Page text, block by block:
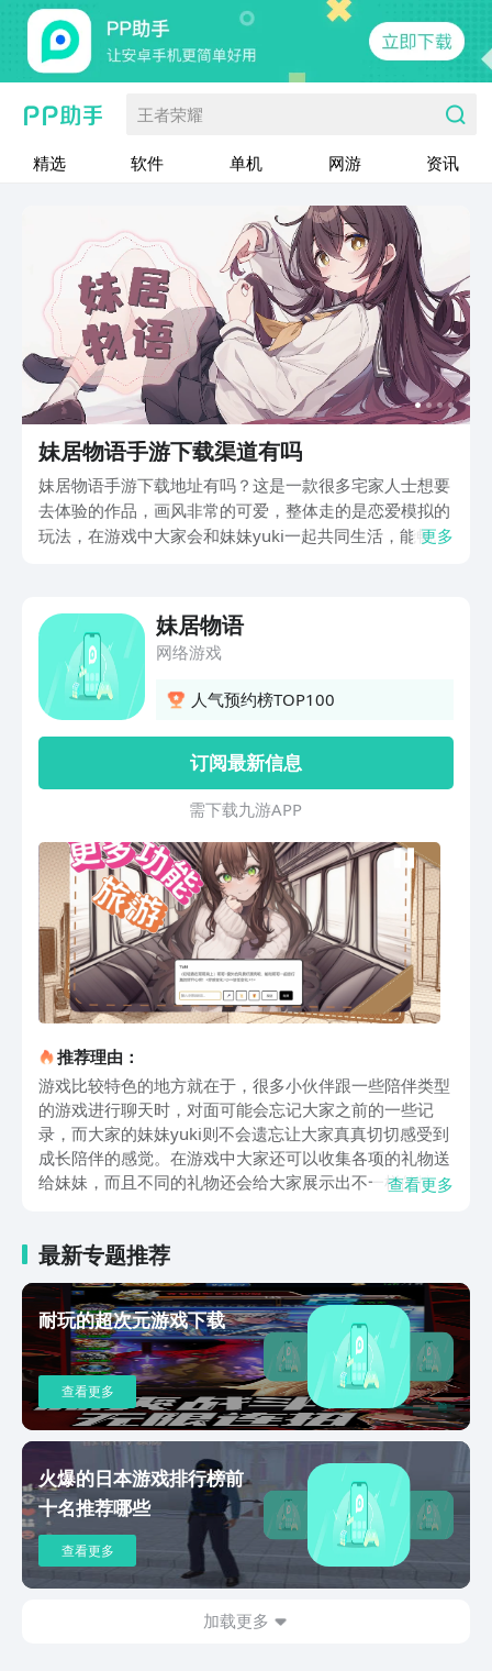
王者荣耀
精选 软件 单机 网游 资讯
妹居物语手游下载渠道有吗
妹居物语手游下载地址有吗？这是一款很多宅家人士想要
去体验的作品，画风非常的可爱，整体走的是恋爱模拟的
玩法，在游戏中大家会和妹妹yuki一起共同生活，能畅所
以进行预约的方式，比如通过下方链接，操作非常简单，
而且后续游戏有相关的公测信息，到时间也会及时提醒大
家下载游戏公测，而且提供消息通知到九游APP，还是当
下手游福利最多的平台，是阿里巴巴灵犀互娱旗下的应
用，背靠大平台，是有保障的，而且在一些节假日活动还
会给大家推出各项活动，能让玩家免费领到不少礼包资源
更多
妹居物语
网络游戏
人气预约榜TOP100
订阅最新信息
需 下 载 九 游 A P P
推荐理由：
游戏比较特色的地方就在于，很多小伙伴跟一些陪伴类型
的游戏进行聊天时，对面可能会忘记大家之前的一些记
录，而大家的妹妹yuki则不会遗忘让大家真真切切感受到
成长陪伴的感觉。在游戏中大家还可以收集各项的礼物送
给妹妹，而且不同的礼物还会给大家展示出不一样的性格
记忆制作成专属日记，真正做到了让大家的回忆都保存了
下来，可以时时刻刻翻阅查看，与其说是一款简单的模拟
作品，不如说是陪伴大家成长的虚拟对象。妹居物语手游
下载预约链接的分享就是这些，虽然这部作品暂时没有上
线，但既然提供了预约渠道，那么大家选择预约，后续也
就不必担心会错过手机版的上线，操作起来还是比较方便
的，再加上九游平台的福利比较多，值得大家使用。
查看更多
最新专题推荐
耐玩的超次元游戏下载
查看更多
火爆的日本游戏排行榜前
十名推荐哪些
查看更多
加载更多